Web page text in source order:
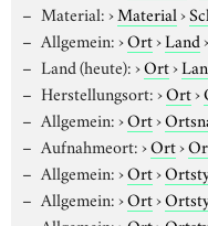
Material:›Material›
Allgemein:›Ort›Land›
Land (heute):›Ort›
Herstellungsort:›Ort›
Allgemein:›Ort›
Aufnahmeort:›Ort›
Allgemein:›Ort›
Allgemein:›Ort›